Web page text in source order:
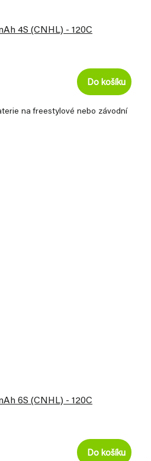
4S (CNHL) - 120C
Do košíku
na freestylové nebo závodní
6S (CNHL) - 120C
Do košíku